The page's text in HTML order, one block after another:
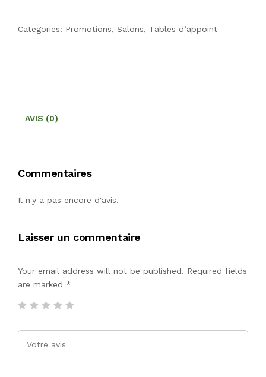
Categories: Promotions, Salons, Tables d’appoint
AVIS (0)
Commentaires
Il n'y a pas encore d'avis.
Laisser un commentaire
Your email address will not be published. Required fields
are marked *